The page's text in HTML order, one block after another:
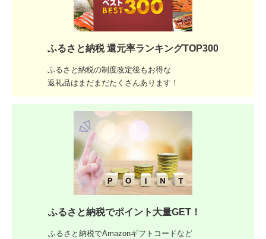
ふるさと納税 還元率ランキングTOP300
ふるさと納税の制度改定後もお得な
返礼品はまだまだたくさんあります！
ふるさと納税でポイント大量GET！
ふるさと納税でAmazonギフトコードなど